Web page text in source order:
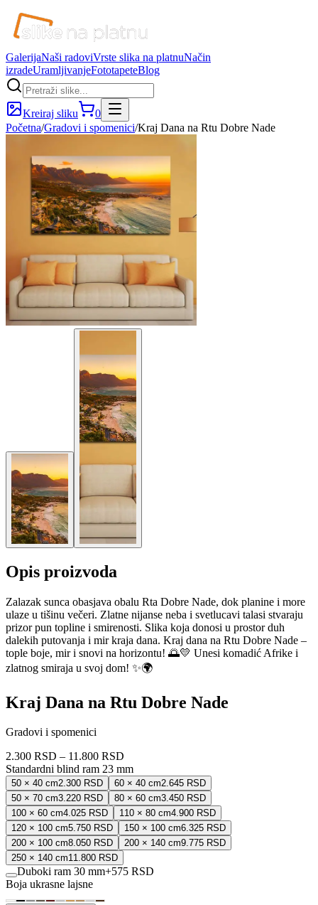
GalerijaNaši radoviVrste slika na platnuNačin
izradeUramljivanjeFototapeteBlog
Kreiraj sliku
0
Početna/Gradovi i spomenici/Kraj Dana na Rtu Dobre Nade
Opis proizvoda
Zalazak sunca obasjava obalu Rta Dobre Nade, dok planine i more
ulaze u tišinu večeri. Zlatne nijanse neba i svetlucavi talasi stvaraju
prizor pun topline i smirenosti. Slika koja donosi u prostor duh
dalekih putovanja i mir kraja dana. Kraj dana na Rtu Dobre Nade –
tople boje, mir i snovi na horizontu! 🌅💛 Unesi komadić Afrike i
zlatnog smiraja u svoj dom! ✨🌍
Kraj Dana na Rtu Dobre Nade
Gradovi i spomenici
2.300 RSD – 11.800 RSD
Standardni blind ram 23 mm
50 × 40 cm2.300 RSD 60 × 40 cm2.645 RSD
50 × 70 cm3.220 RSD 80 × 60 cm3.450 RSD
100 × 60 cm4.025 RSD 110 × 80 cm4.900 RSD
120 × 100 cm5.750 RSD 150 × 100 cm6.325 RSD
200 × 100 cm8.050 RSD 200 × 140 cm9.775 RSD
250 × 140 cm11.800 RSD
Duboki ram 30 mm+575 RSD
Boja ukrasne lajsne